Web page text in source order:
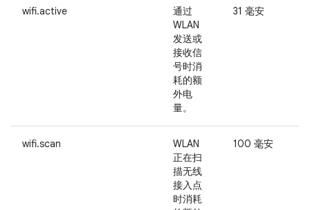
wifi.active
通过
WLAN
发送或
接收信
号时消
耗的额
外电
量。
31 毫安
wifi.scan
WLAN
正在扫
描无线
接入点
时消耗
100 毫安